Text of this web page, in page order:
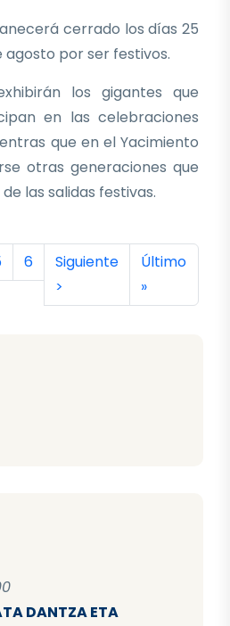
DANTZA ETA
cerrado los días 25
agosto por ser festivos.
los gigantes que
en las celebraciones
que en el Yacimiento
otras generaciones que
las salidas festivas.
Página
6 Siguiente página
Siguiente
>
Última
Último
»